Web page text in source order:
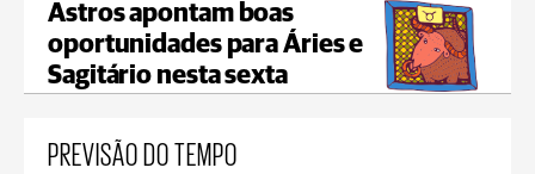
Astros apontam boas
oportunidades para Áries e
Sagitário nesta sexta
PREVISÃO DO TEMPO